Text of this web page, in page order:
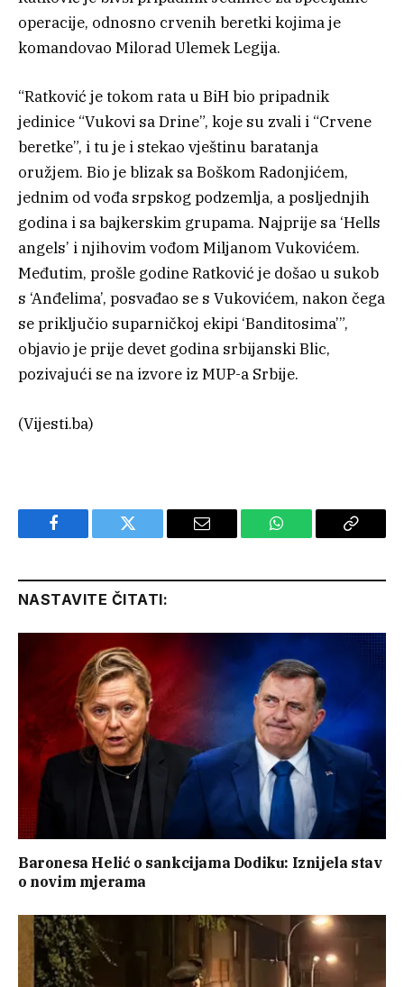
operacije, odnosno crvenih beretki kojima je
komandovao Milorad Ulemek Legija.
“Ratković je tokom rata u BiH bio pripadnik
jedinice “Vukovi sa Drine”, koje su zvali i “Crvene
beretke”, i tu je i stekao vještinu baratanja
oružjem. Bio je blizak sa Boškom Radonjićem,
jednim od vođa srpskog podzemlja, a posljednjih
godina i sa bajkerskim grupama. Najprije sa ‘Hells
angels’ i njihovim vođom Miljanom Vukovićem.
Međutim, prošle godine Ratković je došao u sukob
s ‘Anđelima’, posvađao se s Vukovićem, nakon čega
se priključio suparničkoj ekipi ‘Banditosima’”,
objavio je prije devet godina srbijanski Blic,
pozivajući se na izvore iz MUP-a Srbije.
(Vijesti.ba)
Facebook Twitter Email WhatsApp Copy
NASTAVITE ČITATI:
Baronesa Helić o sankcijama Dodiku: Iznijela stav
o novim mjerama